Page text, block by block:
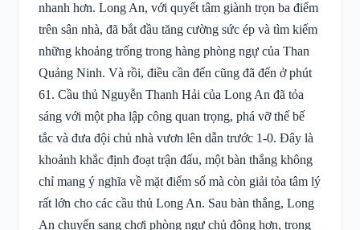
nhanh hơn. Long An, với quyết tâm giành trọn ba điểm
trên sân nhà, đã bắt đầu tăng cường sức ép và tìm kiếm
những khoảng trống trong hàng phòng ngự của Than
Quảng Ninh. Và rồi, điều cần đến cũng đã đến ở phút
61. Cầu thủ Nguyễn Thanh Hải của Long An đã tỏa
sáng với một pha lập công quan trọng, phá vỡ thế bế
tắc và đưa đội chủ nhà vươn lên dẫn trước 1-0. Đây là
khoảnh khắc định đoạt trận đấu, một bàn thắng không
chỉ mang ý nghĩa về mặt điểm số mà còn giải tỏa tâm lý
rất lớn cho các cầu thủ Long An. Sau bàn thắng, Long
An chuyển sang chơi phòng ngự chủ động hơn, trong